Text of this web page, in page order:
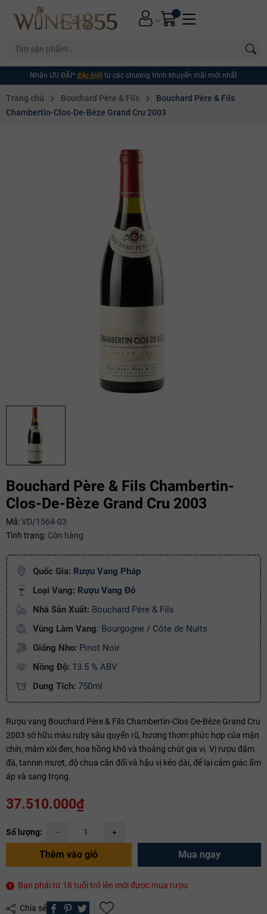
Nhận ƯU ĐÃI* đặc biệt từ các chương trình khuyến mãi mới nhất
Trang chủ Bouchard Père & Fils
Bouchard Père & Fils
Chambertin-Clos-De-Bèze Grand Cru 2003
Bouchard Père & Fils Chambertin-
Clos-De-Bèze Grand Cru 2003
Mã:VD/1564-03
Tình trạng: Còn hàng
Quốc Gia: Rượu Vang Pháp
Loại Vang: Rượu Vang Đỏ
Nhà Sản Xuất: Bouchard Père & Fils
Vùng Làm Vang: Bourgogne / Côte de Nuits
Giống Nho: Pinot Noir
Nồng Độ: 13.5 % ABV
Dung Tích: 750ml
Rượu vang Bouchard Père & Fils Chambertin-Clos-De-Bèze Grand Cru
2003 sở hữu màu ruby sâu quyến rũ, hương thơm phức hợp của mận
chín, mâm xôi đen, hoa hồng khô và thoảng chút gia vị. Vị rượu đậm
đà, tannin mượt, độ chua cân đối và hậu vị kéo dài, để lại cảm giác ấm
áp và sang trọng.
37.510.000₫
Số lượng: - +
Thêm vào giỏ Mua ngay
Bạn phải từ 18 tuổi trở lên mới được mua rượu
Chia sẻ
Mã giảm giá:
Điều kiện: